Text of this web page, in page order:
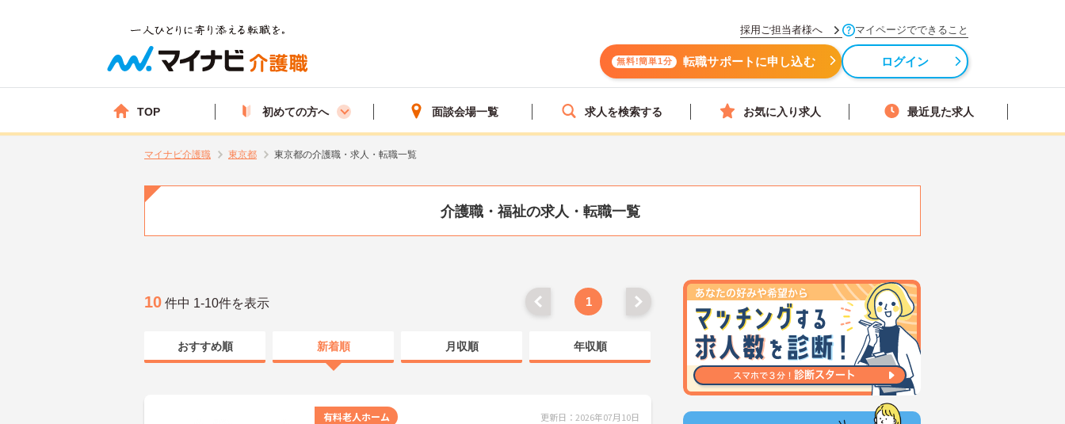
採用ご担当者様へ マイページでできること
無料!簡単1分 転職サポートに申し込む ログイン
TOP 初めての方へ 面談会場一覧 求人を検索する お気に入り求人 最近見た求人
マイナビ介護職 東京都 東京都の介護職・求人・転職一覧
介護職・福祉の求人・転職一覧
10 件中 1-10件を表示 1
おすすめ順 新着順 月収順 年収順
有料老人ホーム 更新日：2026年07月10日